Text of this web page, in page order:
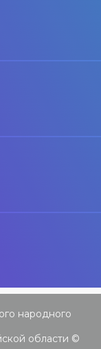
народного
области ©